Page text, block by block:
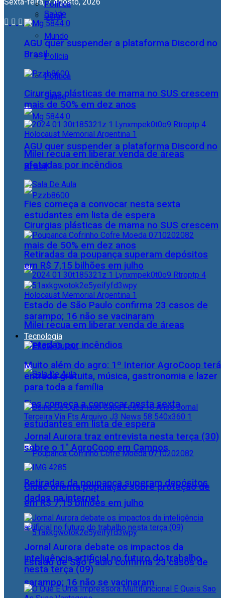
Geral
Mundo
Polícia
Política
Saúde
AGU quer suspender a plataforma Discord no
Brasil
Cirurgias plásticas de mama no SUS crescem
mais de 50% em dez anos
Milei recua em liberar venda de áreas
afetadas por incêndios
Fies começa a convocar nesta sexta
estudantes em lista de espera
Retiradas da poupança superam depósitos
em R$ 7,15 bilhões em julho
Estado de São Paulo confirma 23 casos de
sarampo; 16 não se vacinaram
Política
Saúde
AGU quer suspender a plataforma Discord no
Brasil
Cirurgias plásticas de mama no SUS crescem
mais de 50% em dez anos
Milei recua em liberar venda de áreas
afetadas por incêndios
Fies começa a convocar nesta sexta
estudantes em lista de espera
Retiradas da poupança superam depósitos
em R$ 7,15 bilhões em julho
Estado de São Paulo confirma 23 casos de
sarampo; 16 não se vacinaram
Tecnologia
Muito além do agro: 1º Interior AgroCoop terá
entrada gratuita, música, gastronomia e lazer
para toda a família
Jornal Aurora traz entrevista nesta terça (30)
sobre o 1° AgroCoop em Campos
Cidac orienta população sobre proteção de
dados na internet
Jornal Aurora debate os impactos da
inteligência artificial no futuro do trabalho
nesta terça (09)